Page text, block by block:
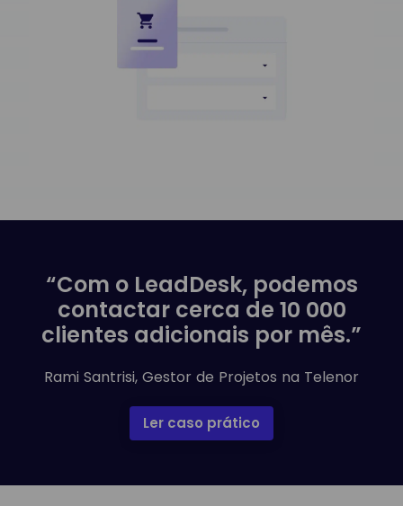
“Com o LeadDesk, podemos
contactar cerca de 10 000
clientes adicionais por mês.”
Rami Santrisi, Gestor de Projetos na Telenor
Ler caso prático